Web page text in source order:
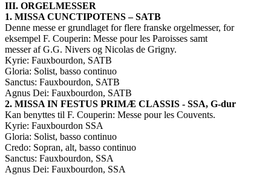
III. ORGELMESSER
1. MISSA CUNCTIPOTENS – SATB
Denne messe er grundlaget for flere franske orgelmesser, for
eksempel F. Couperin: Messe pour les Paroisses samt
messer af G.G. Nivers og Nicolas de Grigny.
Kyrie: Fauxbourdon, SATB
Gloria: Solist, basso continuo
Sanctus: Fauxbourdon, SATB
Agnus Dei: Fauxbourdon, SATB
2. MISSA IN FESTUS PRIMÆ CLASSIS - SSA, G-dur
Kan benyttes til F. Couperin: Messe pour les Couvents.
Kyrie: Fauxbourdon SSA
Gloria: Solist, basso continuo
Credo: Sopran, alt, basso continuo
Sanctus: Fauxbourdon, SSA
Agnus Dei: Fauxbourdon, SSA